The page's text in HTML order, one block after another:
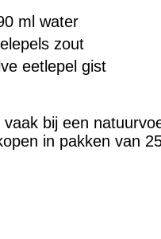
ml water
zout
eetlepel gist
bij een
in pakken van